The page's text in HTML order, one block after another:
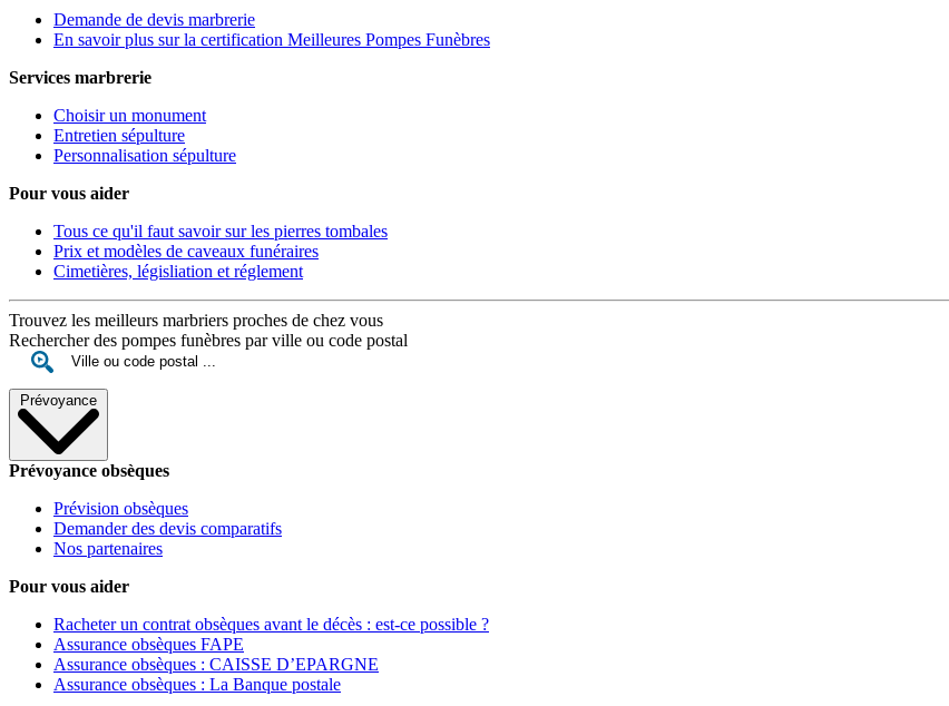
Demande de devis marbrerie
En savoir plus sur la certification Meilleures Pompes Funèbres
Services marbrerie
Choisir un monument
Entretien sépulture
Personnalisation sépulture
Pour vous aider
Tous ce qu'il faut savoir sur les pierres tombales
Prix et modèles de caveaux funéraires
Cimetières, législiation et réglement
Trouvez les meilleurs marbriers proches de chez vous
Rechercher des pompes funèbres par ville ou code postal
Prévoyance
Prévoyance obsèques
Prévision obsèques
Demander des devis comparatifs
Nos partenaires
Pour vous aider
Racheter un contrat obsèques avant le décès : est-ce possible ?
Assurance obsèques FAPE
Assurance obsèques : CAISSE D’EPARGNE
Assurance obsèques : La Banque postale